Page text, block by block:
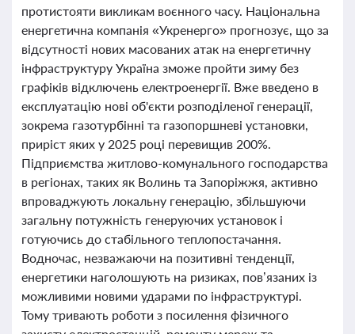
протистояти викликам воєнного часу. Національна
енергетична компанія «Укренерго» прогнозує, що за
відсутності нових масованих атак на енергетичну
інфраструктуру Україна зможе пройти зиму без
графіків відключень електроенергії. Вже введено в
експлуатацію нові об'єкти розподіленої генерації,
зокрема газотурбінні та газопоршневі установки,
приріст яких у 2025 році перевищив 200%.
Підприємства житлово-комунального господарства
в регіонах, таких як Волинь та Запоріжжя, активно
впроваджують локальну генерацію, збільшуючи
загальну потужність генеруючих установок і
готуючись до стабільного теплопостачання.
Водночас, незважаючи на позитивні тенденції,
енергетики наголошують на ризиках, пов’язаних із
можливими новими ударами по інфраструктурі.
Тому тривають роботи з посилення фізичного